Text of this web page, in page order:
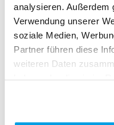
analysieren. Außerdem
Verwendung unserer
soziale Medien,
Partner führen diese
weiteren Daten
bieten, sondern
sind, sowohl
praktische
Verständnis zu